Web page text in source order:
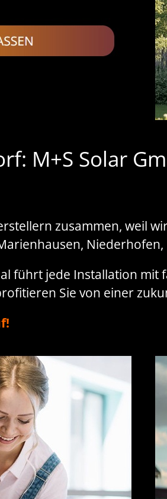
M+S Solar
zusammen, weil
führt jede Installation
Sie von einer